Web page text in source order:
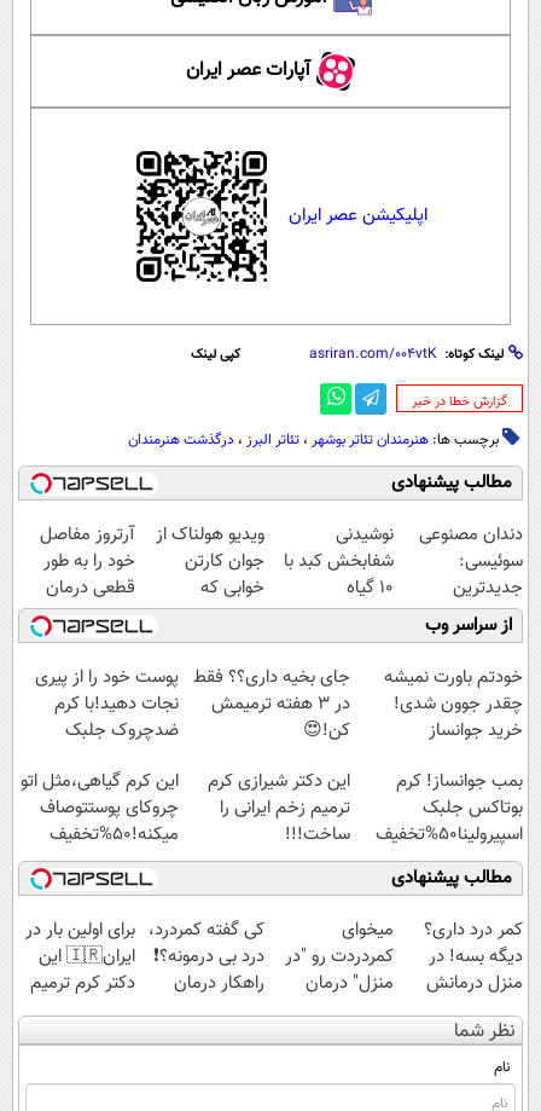
آپارات عصر ایران
اپلیکیشن عصر ایران
لینک کوتاه: کپی لینک
‌گزارش خطا در خبر
برچسب ها: هنرمندان تئاتر بوشهر ، تئاتر البرز ، درگذشت هنرمندان
مطالب پیشنهادی
دندان مصنوعی
سوئیسی:
جدیدترین
فناوری اروپا،
سبک و مقاوم |
پرداخت قسطی
نوشیدنی
شفابخش کبد با
10 گیاه
موثر(تخفیف تا
امشب)
ویدیو هولناک از
جوان کارتن
خوابی که
میلیاردر شد.
آموزش رایگان
آرتروز مفاصل
خود را به طور
قطعی درمان
کنید!
◗پرسش‌نامه◖
از سراسر وب
خودتم باورت نمیشه
چقدر جوون شدی!
خرید جوانساز
ویژه
جای بخیه داری؟؟ فقط
در 3 هفته ترمیمش
کن!😍
پوست خود را از پیری
نجات دهید!با کرم
ضدچروک جلبک
بمب جوانساز! کرم
بوتاکس جلبک
اسپیرولینا50%تخفیف
این دکتر شیرازی کرم
ترمیم زخم ایرانی را
ساخت!!!
این کرم گیاهی،مثل اتو
چروکای پوستتوصاف
میکنه!50%تخفیف
مطالب پیشنهادی
کمر درد داری؟
دیگه بسه! در
منزل درمانش
کن
(◀پرسش‌نامه)
میخوای
کمردردت رو "در
منزل" درمان
کنی؟ (◂فیلم +
◂پرسش‌نامه)
کی گفته کمردرد،
درد بی درمونه؟❗
راهکار درمان
+پرسشنامه
برای اولین بار در
ایران🇮🇷 این
دکتر کرم ترمیم
کننده 23 روزه
ساخت!
نظر شما
نام